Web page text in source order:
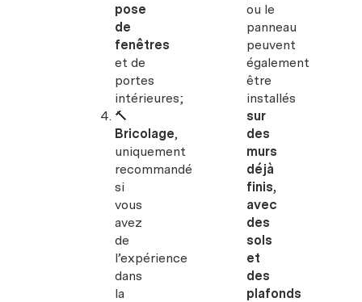
pose
de
fenêtres
et de
portes
intérieures;
🔨
Bricolage,
uniquement
recommandé
si
vous
avez
de
l’expérience
dans
la
ou le
panneau
peuvent
également
être
installés
sur
des
murs
déjà
finis,
avec
des
sols
et
des
plafonds